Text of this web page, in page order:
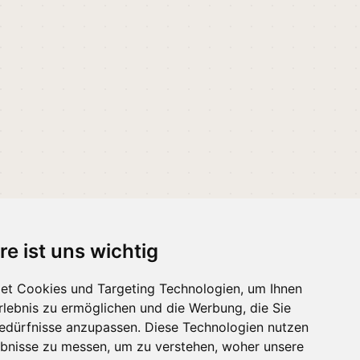
ist uns wichtig
Cookies und Targeting Technologien, um Ihnen
zu ermöglichen und die Werbung, die Sie
anzupassen. Diese Technologien nutzen
zu messen, um zu verstehen, woher unsere
melden·Erinnerungen